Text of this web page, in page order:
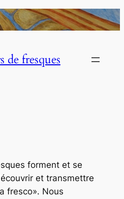
de fresques
forment et se
et transmettre
fresco». Nous